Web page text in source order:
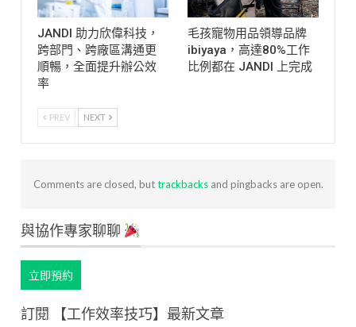
JANDI 助力欣偉科技，
跨部門、跨廠區溝通更
順暢，全面提升辦公效
率
毛孩寵物用品領導品牌
ibiyaya，高達80%工作
比例都在 JANDI 上完成
PREV NEXT
Comments are closed, buttrackbacksand pingbacks are open.
與協作專家聊聊
立即預約
訂閱 【工作效率技巧】最新文章